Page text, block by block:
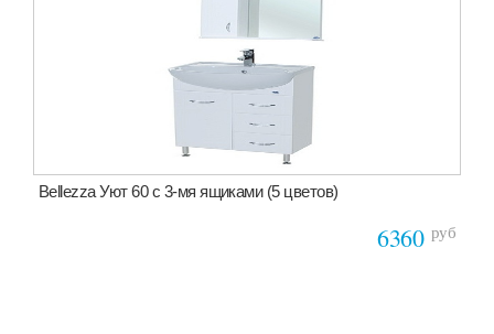
Bellezza Уют 60 с 3-мя ящиками (5 цветов)
6360 руб